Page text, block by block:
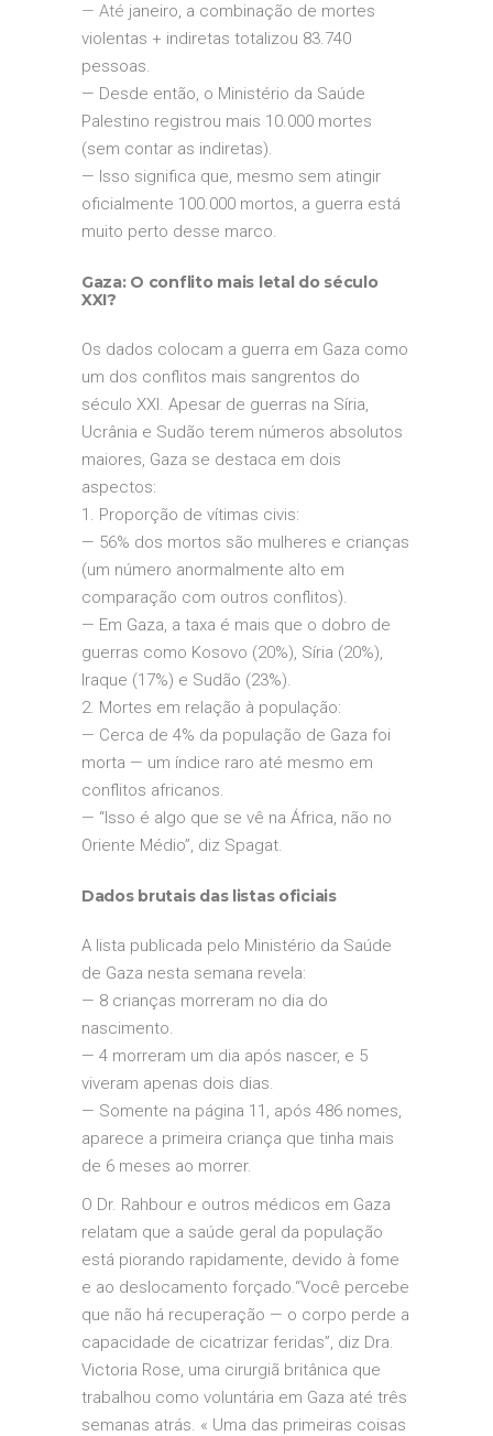
— Até janeiro, a combinação de mortes
violentas + indiretas totalizou 83.740
pessoas.
— Desde então, o Ministério da Saúde
Palestino registrou mais 10.000 mortes
(sem contar as indiretas).
— Isso significa que, mesmo sem atingir
oficialmente 100.000 mortos, a guerra está
muito perto desse marco.
Gaza: O conflito mais letal do século
XXI?
Os dados colocam a guerra em Gaza como
um dos conflitos mais sangrentos do
século XXI. Apesar de guerras na Síria,
Ucrânia e Sudão terem números absolutos
maiores, Gaza se destaca em dois
aspectos:
1. Proporção de vítimas civis:
— 56% dos mortos são mulheres e crianças
(um número anormalmente alto em
comparação com outros conflitos).
— Em Gaza, a taxa é mais que o dobro de
guerras como Kosovo (20%), Síria (20%),
Iraque (17%) e Sudão (23%).
2. Mortes em relação à população:
— Cerca de 4% da população de Gaza foi
morta — um índice raro até mesmo em
conflitos africanos.
— “Isso é algo que se vê na África, não no
Oriente Médio”, diz Spagat.
Dados brutais das listas oficiais
A lista publicada pelo Ministério da Saúde
de Gaza nesta semana revela:
— 8 crianças morreram no dia do
nascimento.
— 4 morreram um dia após nascer, e 5
viveram apenas dois dias.
— Somente na página 11, após 486 nomes,
aparece a primeira criança que tinha mais
de 6 meses ao morrer.
O Dr. Rahbour e outros médicos em Gaza
relatam que a saúde geral da população
está piorando rapidamente, devido à fome
e ao deslocamento forçado.“Você percebe
que não há recuperação — o corpo perde a
capacidade de cicatrizar feridas”, diz Dra.
Victoria Rose, uma cirurgiã britânica que
trabalhou como voluntária em Gaza até três
semanas atrás. « Uma das primeiras coisas